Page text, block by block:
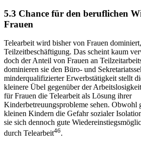
5.3 Chance für den beruflichen
Frauen
Telearbeit wird bisher von Frauen
Teilzeitbeschäftigung. Das scheint kaum
doch der Anteil von Frauen an
dominieren sie den Büro- und
minderqualifizierter Erwerbstätigkeit stellt
kleinere Übel gegenüber der
für Frauen die Telearbeit als Lösung ihrer
Kinderbetreuungsprobleme sehen. Obwohl
kleinen Kindern die Gefahr sozialer
sie sich dennoch gute
durch Telearbeit46.